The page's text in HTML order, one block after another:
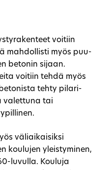
voitiin
mahdollisti myös puu-
betonin sijaan.
voitiin tehdä myös
tehty pilari-
valettuna tai
väliaikaisiksi
koulujen yleistyminen,
luvulla. Kouluja